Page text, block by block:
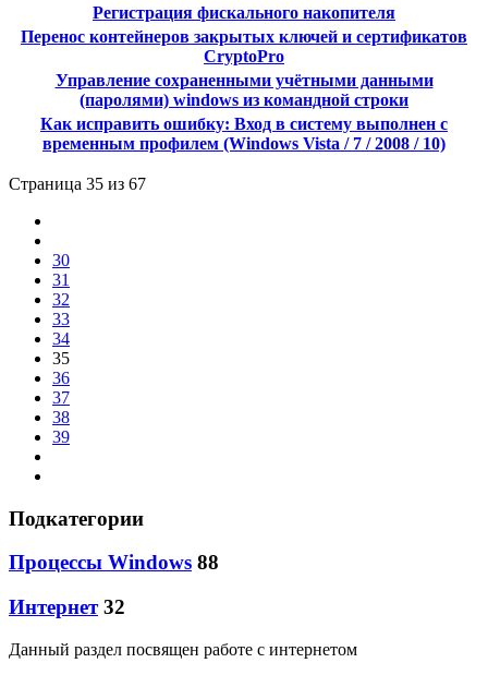
Регистрация фискального накопителя
Перенос контейнеров закрытых ключей и сертификатов
CryptoPro
Управление сохраненными учётными данными
(паролями) windows из командной строки
Как исправить ошибку: Вход в систему выполнен с
временным профилем (Windows Vista / 7 / 2008 / 10)
Страница 35 из 67
30
31
32
33
34
35
36
37
38
39
Подкатегории
Процессы Windows 88
Интернет 32
Данный раздел посвящен работе с интернетом